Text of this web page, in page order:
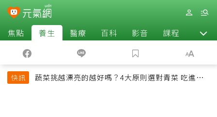
焦點 養生 醫療 百科 影音 課程 退休
快訊
蔬菜挑越漂亮的越好嗎？4大原則選對青菜 吃進纖